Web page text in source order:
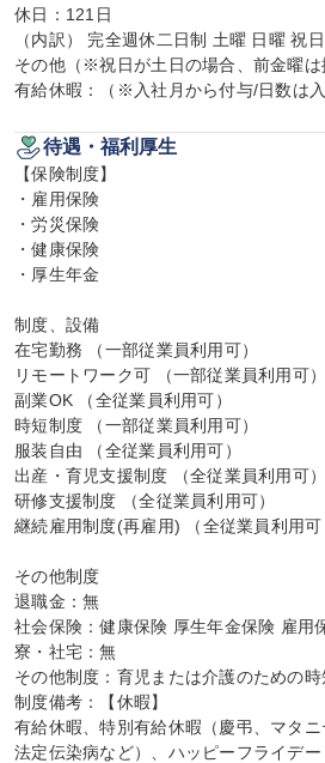
休日：121日
（内訳） 完全週休二日制 土曜 日曜 祝
その他（※祝日が土日の場合、前金曜は
有給休暇：（※入社月から付与/日数は入
待遇・福利厚生
【保険制度】
・雇用保険
・労災保険
・健康保険
・厚生年金
制度、設備
在宅勤務 （一部従業員利用可）
リモートワーク可 （一部従業員利用可）
副業OK （全従業員利用可）
時短制度 （一部従業員利用可）
服装自由 （全従業員利用可）
出産・育児支援制度 （全従業員利用可）
研修支援制度 （全従業員利用可）
継続雇用制度(再雇用) （全従業員利用可
その他制度
退職金：無
社会保険：健康保険 厚生年金保険 雇用
寮・社宅：無
その他制度：育児または介護のための時
制度備考：【休暇】
有給休暇、特別有給休暇（慶弔、マタニ
法定伝染病など）、ハッピーフライデ